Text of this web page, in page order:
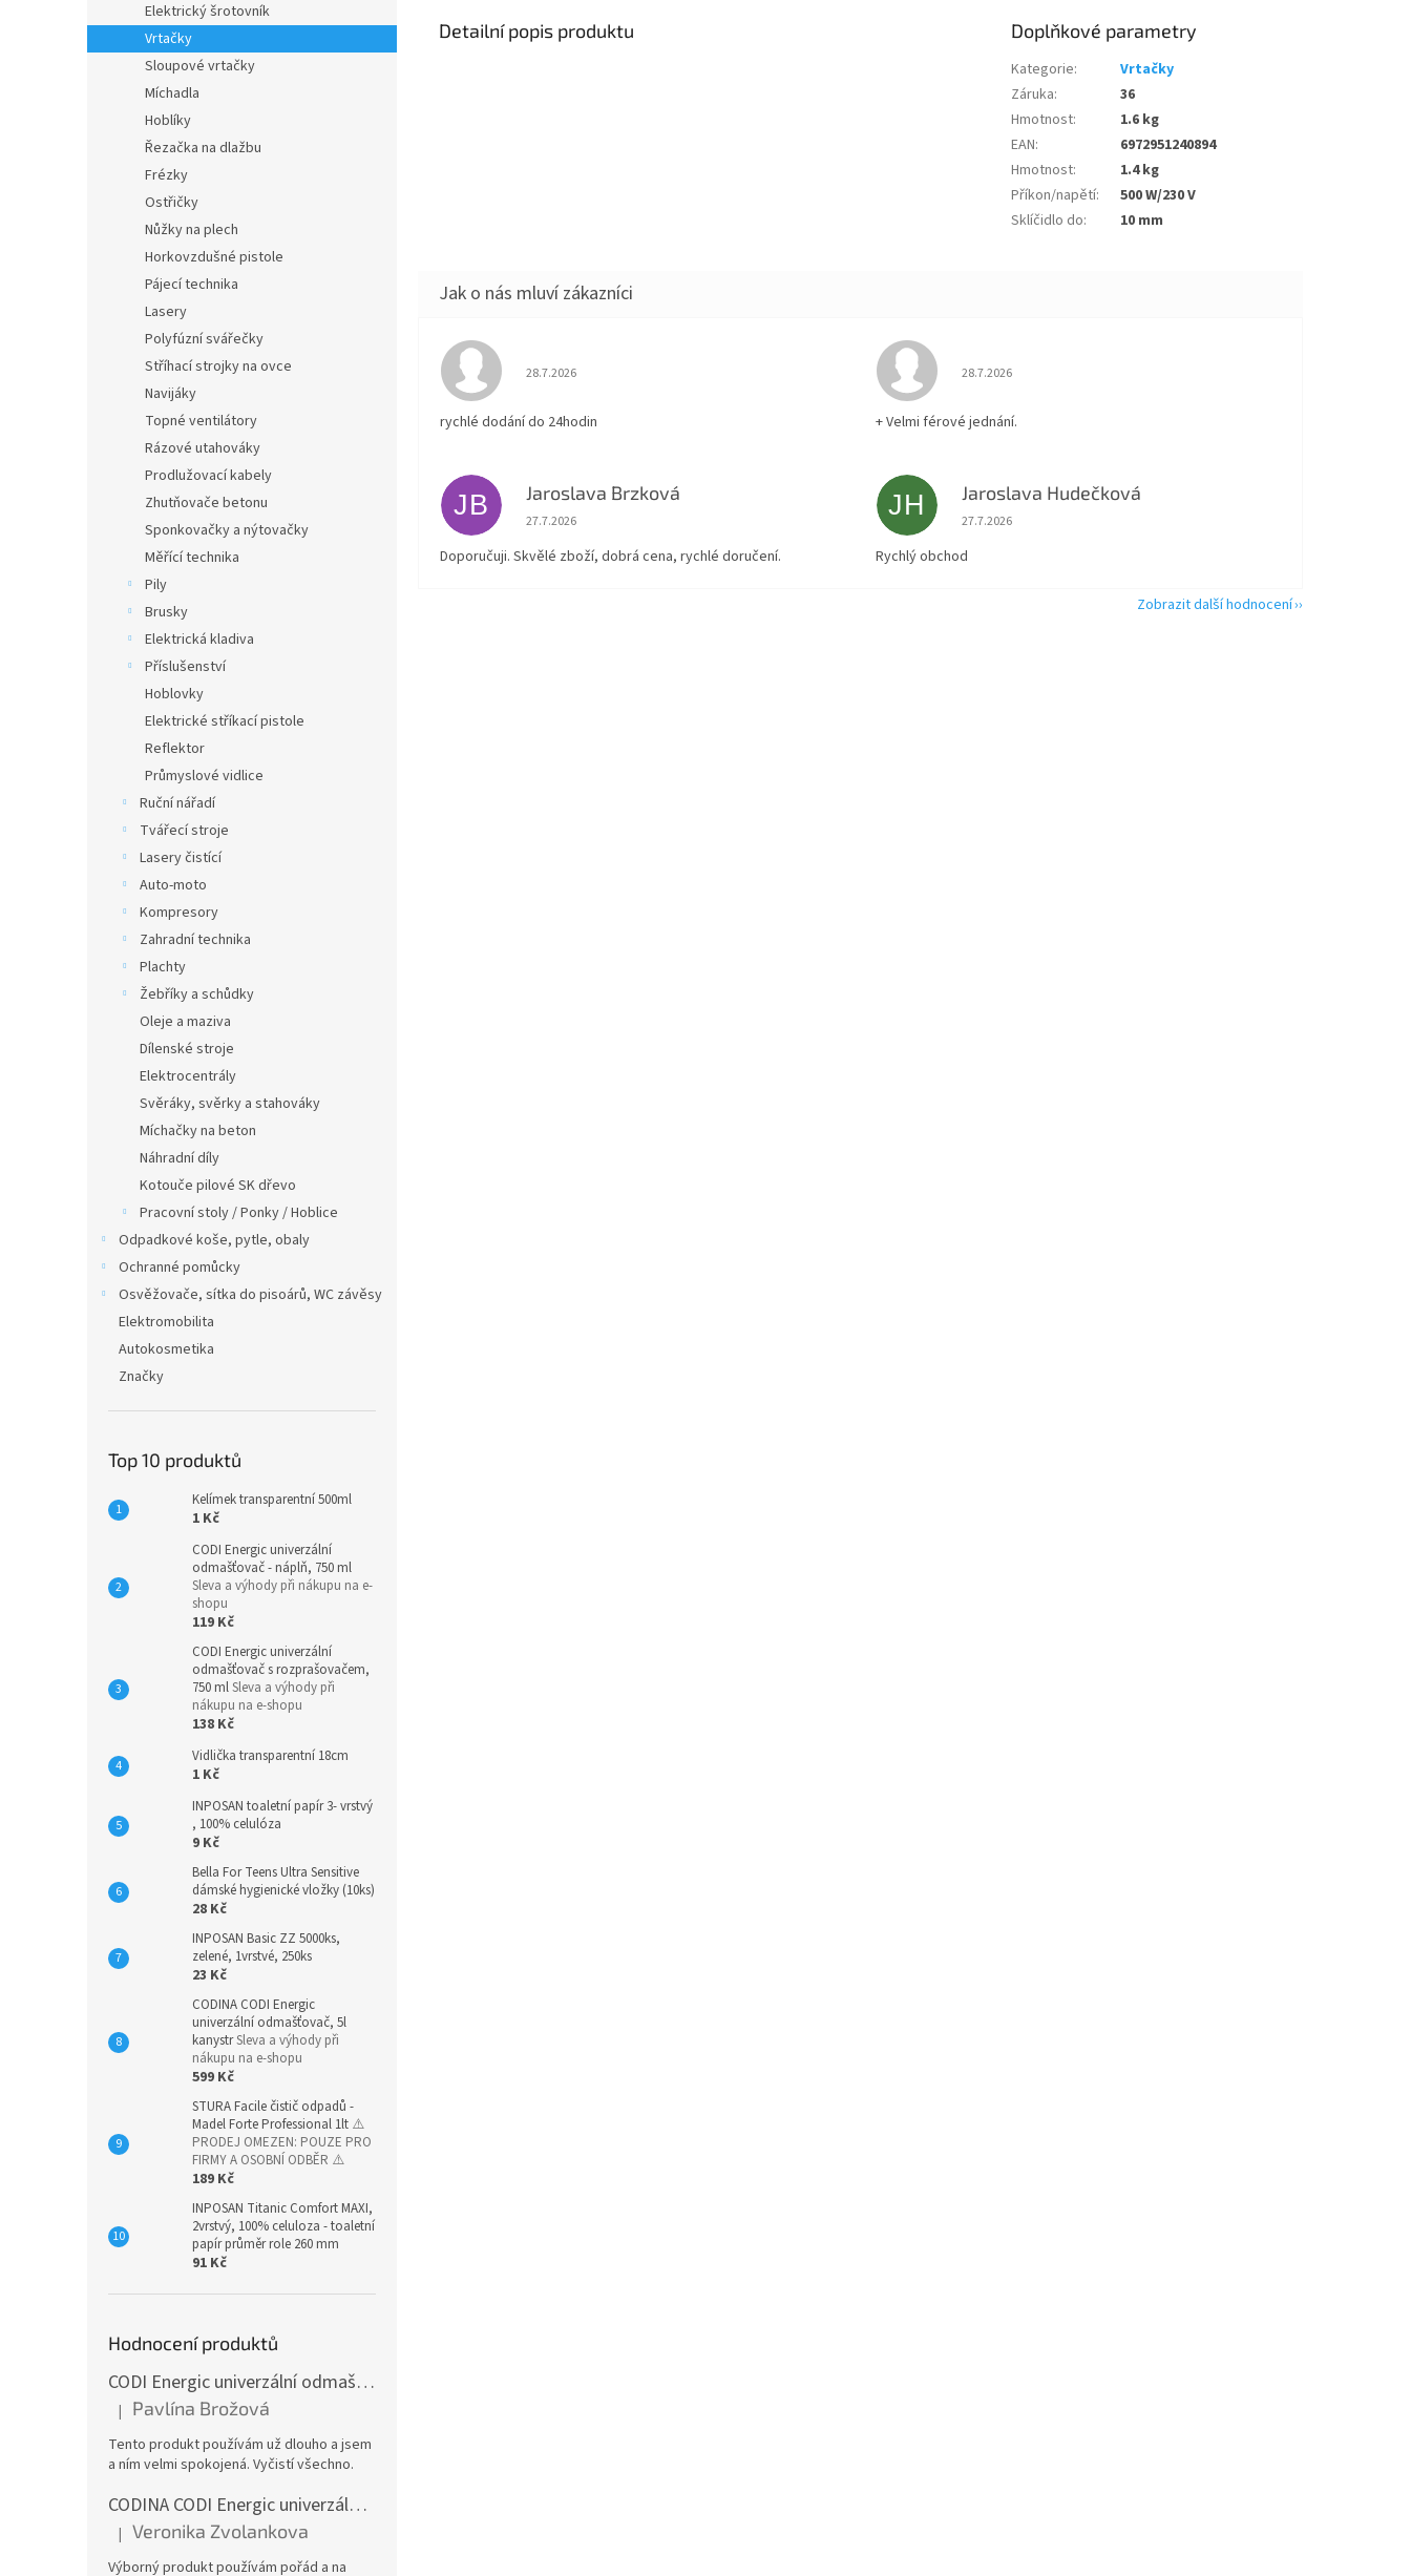
Elektrický šrotovník
Vrtačky
Sloupové vrtačky
Míchadla
Hoblíky
Řezačka na dlažbu
Frézky
Ostřičky
Nůžky na plech
Horkovzdušné pistole
Pájecí technika
Lasery
Polyfúzní svářečky
Stříhací strojky na ovce
Navijáky
Topné ventilátory
Rázové utahováky
Prodlužovací kabely
Zhutňovače betonu
Sponkovačky a nýtovačky
Měřící technika
Pily
Brusky
Elektrická kladiva
Příslušenství
Hoblovky
Elektrické stříkací pistole
Reflektor
Průmyslové vidlice
Ruční nářadí
Tvářecí stroje
Lasery čistící
Auto-moto
Kompresory
Zahradní technika
Plachty
Žebříky a schůdky
Oleje a maziva
Dílenské stroje
Elektrocentrály
Svěráky, svěrky a stahováky
Míchačky na beton
Náhradní díly
Kotouče pilové SK dřevo
Pracovní stoly / Ponky / Hoblice
Odpadkové koše, pytle, obaly
Ochranné pomůcky
Osvěžovače, sítka do pisoárů, WC závěsy
Elektromobilita
Autokosmetika
Značky
Top 10 produktů
Kelímek transparentní 500ml
1 Kč
CODI Energic univerzální
odmašťovač - náplň, 750 ml
Sleva a výhody při nákupu na e-
shopu
119 Kč
CODI Energic univerzální
odmašťovač s rozprašovačem,
750 mlSleva a výhody při
nákupu na e-shopu
138 Kč
Vidlička transparentní 18cm
1 Kč
INPOSAN toaletní papír 3- vrstvý
, 100% celulóza
9 Kč
Bella For Teens Ultra Sensitive
dámské hygienické vložky (10ks)
28 Kč
INPOSAN Basic ZZ 5000ks,
zelené, 1vrstvé, 250ks
23 Kč
CODINA CODI Energic
univerzální odmašťovač, 5l
kanystrSleva a výhody při
nákupu na e-shopu
599 Kč
STURA Facile čistič odpadů -
Madel Forte Professional 1lt ⚠️
PRODEJ OMEZEN: POUZE PRO
FIRMY A OSOBNÍ ODBĚR ⚠️
189 Kč
INPOSAN Titanic Comfort MAXI,
2vrstvý, 100% celuloza - toaletní
papír průměr role 260 mm
91 Kč
Hodnocení produktů
CODI Energic univerzální odmašťovač s rozprašovačem, 750 ml
Hodnocení produktu je 5 z 5 hvězdiček.
| Pavlína Brožová
Tento produkt používám už dlouho a jsem
a ním velmi spokojená. Vyčistí všechno.
CODINA CODI Energic univerzální odmašťovač, 5l kanystr
Hodnocení produktu je 5 z 5 hvězdiček.
| Veronika Zvolankova
Výborný produkt používám pořád a na
Detailní popis produktu Doplňkové parametry
Kategorie:
Vrtačky
Záruka:
36
Hmotnost:
1.6 kg
EAN:
6972951240894
Hmotnost:
1.4 kg
Příkon/napětí:
500 W/230 V
Sklíčidlo do: 10 mm
Hodnocení obchodu je 5 z 5 hvězdiček.
28.7.2026
rychlé dodání do 24hodin
Hodnocení obchodu je 5 z 5 hvězdiček.
28.7.2026
+ Velmi férové jednání.
JB Jaroslava Brzková
Hodnocení obchodu je 5 z 5 hvězdiček.
27.7.2026
Doporučuji. Skvělé zboží, dobrá cena, rychlé doručení.
JH Jaroslava Hudečková
Hodnocení obchodu je 5 z 5 hvězdiček.
27.7.2026
Rychlý obchod
Zobrazit další hodnocení